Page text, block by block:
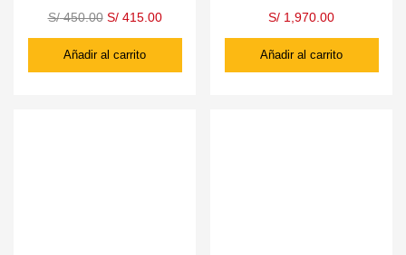
S/450.00 S/415.00
Añadir al carrito
S/ 1,970.00
Añadir al carrito